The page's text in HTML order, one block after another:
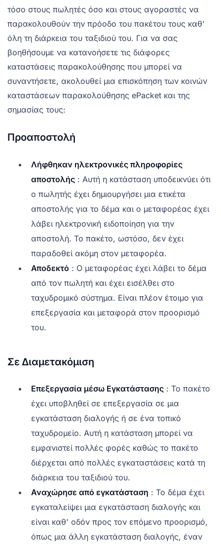
τόσο στους πωλητές όσο και στους αγοραστές να
παρακολουθούν την πρόοδο του πακέτου τους καθ'
όλη τη διάρκεια του ταξιδιού του. Για να σας
βοηθήσουμε να κατανοήσετε τις διάφορες
καταστάσεις παρακολούθησης που μπορεί να
συναντήσετε, ακολουθεί μια επισκόπηση των κοινών
καταστάσεων παρακολούθησης ePacket και της
σημασίας τους:
Προαποστολή
Λήφθηκαν ηλεκτρονικές πληροφορίες
αποστολής : Αυτή η κατάσταση υποδεικνύει ότι
ο πωλητής έχει δημιουργήσει μια ετικέτα
αποστολής για το δέμα και ο μεταφορέας έχει
λάβει ηλεκτρονική ειδοποίηση για την
αποστολή. Το πακέτο, ωστόσο, δεν έχει
παραδοθεί ακόμη στον μεταφορέα.
Αποδεκτό : Ο μεταφορέας έχει λάβει το δέμα
από τον πωλητή και έχει εισέλθει στο
ταχυδρομικό σύστημα. Είναι πλέον έτοιμο για
επεξεργασία και μεταφορά στον προορισμό
του.
Σε Διαμετακόμιση
Επεξεργασία μέσω Εγκατάστασης : Το πακέτο
έχει υποβληθεί σε επεξεργασία σε μια
εγκατάσταση διαλογής ή σε ένα τοπικό
ταχυδρομείο. Αυτή η κατάσταση μπορεί να
εμφανιστεί πολλές φορές καθώς το πακέτο
διέρχεται από πολλές εγκαταστάσεις κατά τη
διάρκεια του ταξιδιού του.
Αναχώρησε από εγκατάσταση : Το δέμα έχει
εγκαταλείψει μια εγκατάσταση διαλογής και
είναι καθ' οδόν προς τον επόμενο προορισμό,
όπως μια άλλη εγκατάσταση διαλογής, έναν